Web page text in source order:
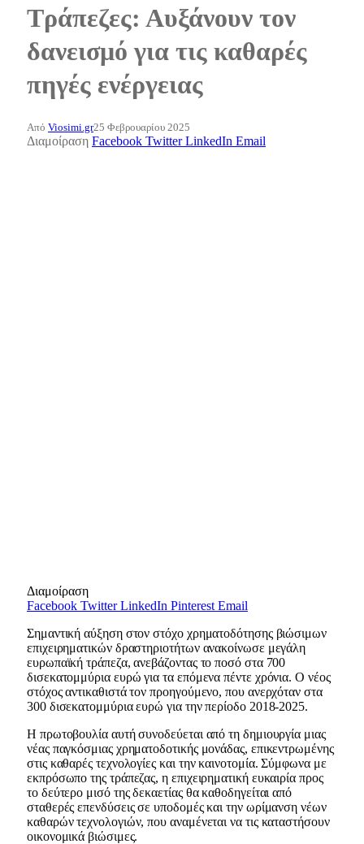
Τράπεζες: Αυξάνουν τον
δανεισμό για τις καθαρές
πηγές ενέργειας
Από Viosimi.gr25 Φεβρουαρίου 2025
Διαμοίραση Facebook Twitter LinkedIn Email
Διαμοίραση
Facebook Twitter LinkedIn Pinterest Email
Σημαντική αύξηση στον στόχο χρηματοδότησης βιώσιμων
επιχειρηματικών δραστηριοτήτων ανακοίνωσε μεγάλη
ευρωπαϊκή τράπεζα, ανεβάζοντας το ποσό στα 700
δισεκατομμύρια ευρώ για τα επόμενα πέντε χρόνια. Ο νέος
στόχος αντικαθιστά τον προηγούμενο, που ανερχόταν στα
300 δισεκατομμύρια ευρώ για την περίοδο 2018-2025.
Η πρωτοβουλία αυτή συνοδεύεται από τη δημιουργία μιας
νέας παγκόσμιας χρηματοδοτικής μονάδας, επικεντρωμένης
στις καθαρές τεχνολογίες και την καινοτομία. Σύμφωνα με
εκπρόσωπο της τράπεζας, η επιχειρηματική ευκαιρία προς
το δεύτερο μισό της δεκαετίας θα καθοδηγείται από
σταθερές επενδύσεις σε υποδομές και την ωρίμανση νέων
καθαρών τεχνολογιών, που αναμένεται να τις καταστήσουν
οικονομικά βιώσιμες.